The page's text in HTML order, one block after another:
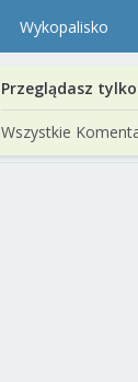
Wykopalisko
Przeglądasz
Wszystkie